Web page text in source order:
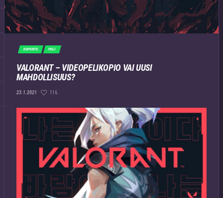
ESPORTS PELI
VALORANT – VIDEOPELIKOPIO VAI UUSI
MAHDOLLISUUS?
23.1.2021 116